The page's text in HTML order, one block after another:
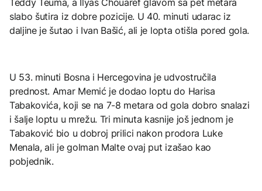
slabo šutira iz dobre pozicije. U 40. minuti udarac iz
daljine je šutao i Ivan Bašić, ali je lopta otišla pored gola.
U 53. minuti Bosna i Hercegovina je udvostručila
prednost. Amar Memić je dodao loptu do Harisa
Tabakovića, koji se na 7-8 metara od gola dobro snalazi
i šalje loptu u mrežu. Tri minuta kasnije još jednom je
Tabaković bio u dobroj prilici nakon prodora Luke
Menala, ali je golman Malte ovaj put izašao kao
pobjednik.